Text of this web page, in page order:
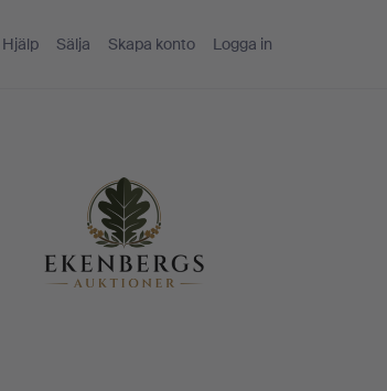
Hjälp Sälja Skapa konto Logga in